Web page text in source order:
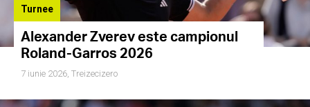
Turnee
Alexander Zverev este campionul
Roland-Garros 2026
7 iunie 2026, Treizecizero